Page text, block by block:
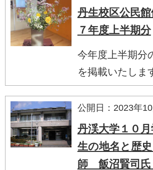
丹生校区公民
７年度上半期分
今年度上半期分
を掲載いたしま
公開日：2023年
丹渓大学１０
生の地名と歴
師 飯沼賢司氏